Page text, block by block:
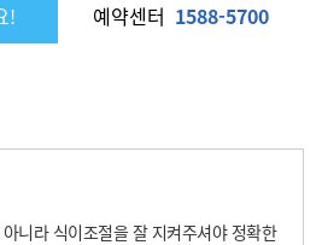
! 예약센터 1588-5700
니라 식이조절을 잘 지켜주셔야 정확한